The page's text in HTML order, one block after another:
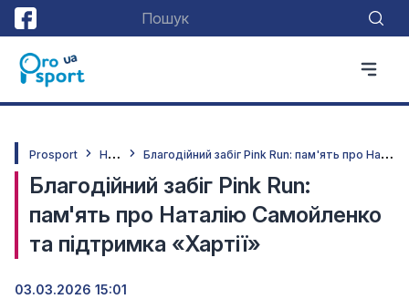
Prosport Н
овини Б
лагодійний забіг Pink Run: пам'ять про Наталію Самойленко та підтримка «Хартії»
Благодійний забіг Pink Run:
пам'ять про Наталію Самойленко
та підтримка «Хартії»
03.03.2026 15:01